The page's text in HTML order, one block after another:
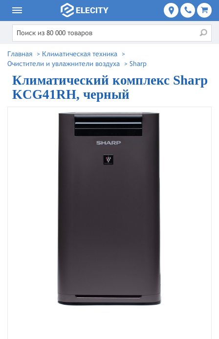
Главная > Климатическая техника
>
Очистители и увлажнители воздуха
> Sharp
Климатический комплекс Sharp
KCG41RH, черный